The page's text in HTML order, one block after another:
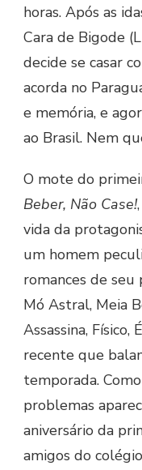
horas. Após as
Cara de Bigode
decide se casar
acorda no
e memória, e
ao Brasil. Nem
O mote do
Beber, Não Case!
vida da
um homem
romances de seu
Mó Astral, Meia
Assassina, Físico,
recente que
temporada.
problemas
aniversário da
amigos do